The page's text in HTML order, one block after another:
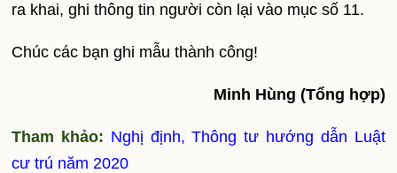
ra khai, ghi thông tin người còn lại vào mục số 11.
Chúc các bạn ghi mẫu thành công!
Minh Hùng (Tổng hợp)
Tham khảo: Nghị định, Thông tư hướng dẫn Luật
cư trú năm 2020